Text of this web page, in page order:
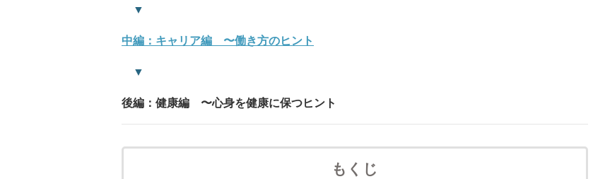
▼
中編：キャリア編 〜働き方のヒント
▼
後編：健康編 〜心身を健康に保つヒント
もくじ